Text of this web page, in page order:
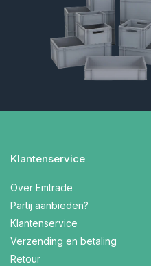
Klantenservice
Over Emtrade
Partij aanbieden?
Klantenservice
Verzending en betaling
Retour